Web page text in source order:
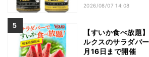
2026/08/07 14:08
【すいか食べ放題
ルクスのサラダバ
月16日まで開催